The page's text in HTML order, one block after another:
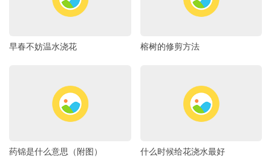
早春不妨温水浇花 榕树的修剪方法
药锦是什么意思（附图） 什么时候给花浇水最好